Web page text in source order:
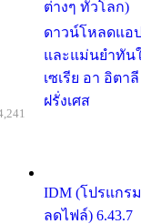
ต่างๆ ทั่วโลก)
ดาวน์โหลดแอป
และแม่นยำทัน
เซเรีย อา อิตา
ฝรั่งเศส
IDM (โปรแกรม
ลดไฟล์) 6.43.7